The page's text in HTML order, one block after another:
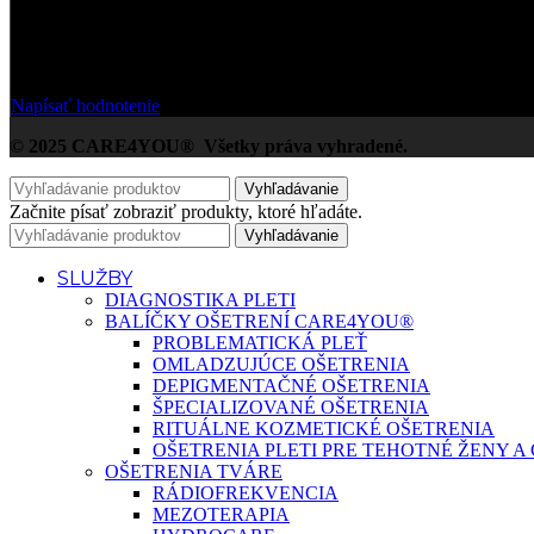
Napísať hodnotenie
© 2025 CARE4YOU® Všetky práva vyhradené.
Vyhľadávanie
Začnite písať zobraziť produkty, ktoré hľadáte.
Vyhľadávanie
SLUŽBY
DIAGNOSTIKA PLETI
BALÍČKY OŠETRENÍ CARE4YOU®
PROBLEMATICKÁ PLEŤ
OMLADZUJÚCE OŠETRENIA
DEPIGMENTAČNÉ OŠETRENIA
ŠPECIALIZOVANÉ OŠETRENIA
RITUÁLNE KOZMETICKÉ OŠETRENIA
OŠETRENIA PLETI PRE TEHOTNÉ ŽENY
OŠETRENIA TVÁRE
RÁDIOFREKVENCIA
MEZOTERAPIA